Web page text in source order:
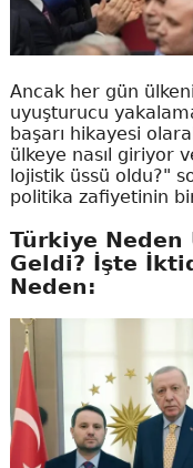
Ancak her gün
uyuşturucu
başarı hikayesi
ülkeye nasıl giriyor
lojistik üssü oldu?"
politika zafiyetinin
Türkiye Neden
Geldi? İşte
Neden: